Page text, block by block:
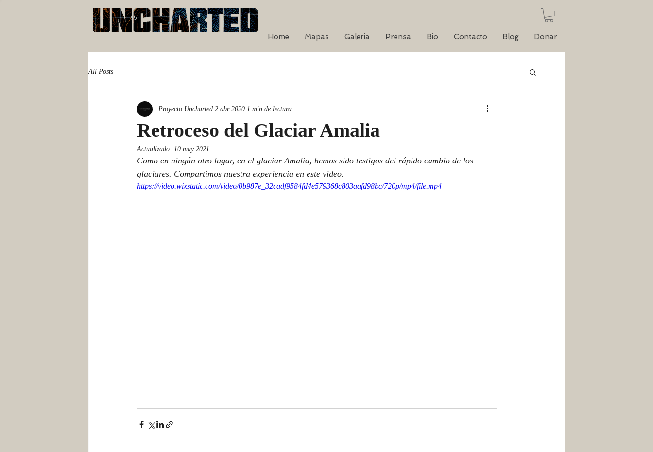
Home Mapas Galeria Prensa Bio Contacto Blog Donar
All Posts
Retroceso del Glaciar Amalia
Proyecto Uncharted 2 abr 2020 1 min de lectura
Actualizado: 10 may 2021
Como en ningún otro lugar, en el glaciar Amalia, hemos sido testigos del rápido cambio de los
glaciares. Compartimos nuestra experiencia en este video.
https://video.wixstatic.com/video/0b987e_32cadf9584fd4e579368c803aafd98bc/720p/mp4/file.mp4